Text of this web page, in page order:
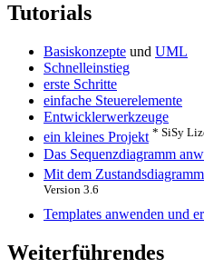
Tutorials
Basiskonzepte und UML
Schnelleinstieg
erste Schritte
einfache Steuerelemente
Entwicklerwerkzeuge
ein kleines Projekt * SiSy
Das Sequenzdiagramm
Mit dem
Version 3.6
Templates anwenden und
Weiterführendes